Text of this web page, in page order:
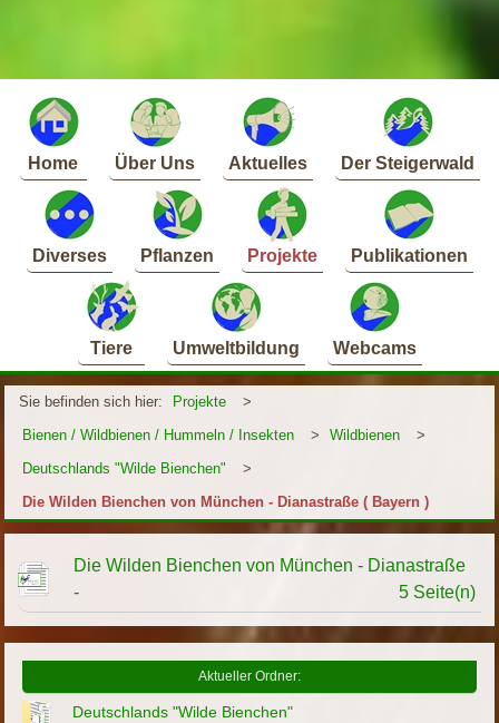
Home Über Uns Aktuelles Der Steigerwald
Diverses Pflanzen Projekte Publikationen
Tiere Umweltbildung Webcams
Sie befinden sich hier: Projekte
>
Bienen / Wildbienen / Hummeln / Insekten
> Wildbienen
>
Deutschlands "Wilde Bienchen"
>
Die Wilden Bienchen von München - Dianastraße ( Bayern )
Die Wilden Bienchen von München - Dianastraße
-
5 Seite(n)
Aktueller Ordner:
Deutschlands "Wilde Bienchen"